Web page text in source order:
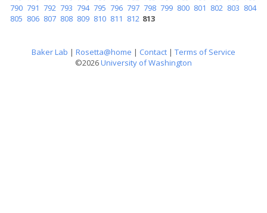
790 791 792 793 794 795 796 797 798 799 800 801 802 803 804
805 806 807 808 809 810 811 812 813
Baker Lab | Rosetta@home | Contact | Terms of Service
©2026University of Washington